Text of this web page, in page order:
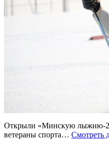
Открыли «Минскую лыжню-
ветераны спорта… Смотреть